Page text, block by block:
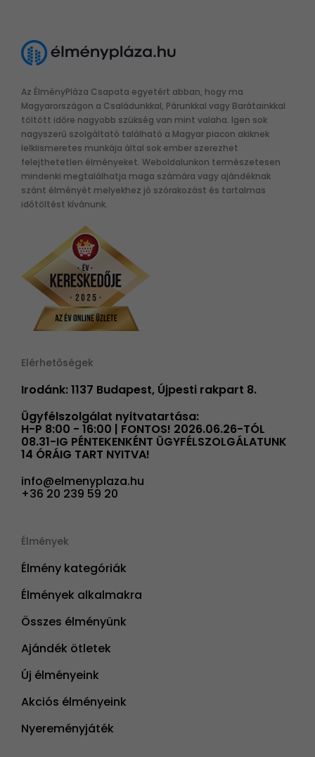
Az ÉlményPláza Csapata egyetért abban, hogy ma
Magyarországon a Családunkkal, Párunkkal vagy Barátainkkal
töltött időre nagyobb szükség van mint valaha. Igen sok
nagyszerű szolgáltató található a Magyar piacon akiknek
lelkiismeretes munkája által sok ember szerezhet
felejthetetlen élményeket. Weboldalunkon természetesen
mindenki megtalálhatja maga számára vagy ajándéknak
szánt élményét melyekhez jó szórakozást és tartalmas
időtöltést kívánunk.
Elérhetőségek
Irodánk: 1137 Budapest, Újpesti rakpart 8.
Ügyfélszolgálat nyitvatartása:
H-P 8:00 - 16:00 | FONTOS! 2026.06.26-TÓL
08.31-IG PÉNTEKENKÉNT ÜGYFÉLSZOLGÁLATUNK
14 ÓRÁIG TART NYITVA!
info@elmenyplaza.hu
+36 20 239 59 20
Élmények
Élmény kategóriák
Élmények alkalmakra
Összes élményünk
Ajándék ötletek
Új élményeink
Akciós élményeink
Nyereményjáték